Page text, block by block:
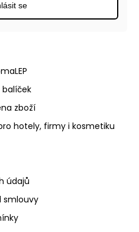
balíček
zboží
hotely, firmy i kosmetiku
údajů
smlouvy
se